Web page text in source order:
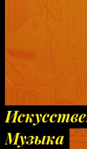
Музыка